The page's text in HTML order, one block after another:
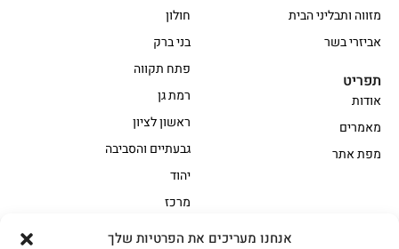
אנחנו מעריכים את הפרטיות שלך
חולון
בני ברק
פתח תקווה
רמת גן
ראשון לציון
גבעתיים והסביבה
יהוד
מרכז
מזווה ותבליני הבית
אביזרי בשר
תפריט
אודות
מאמרים
מפת אתר